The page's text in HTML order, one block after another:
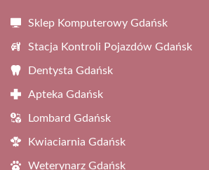
Sklep Komputerowy Gdańsk
Stacja Kontroli Pojazdów Gdańsk
Dentysta Gdańsk
Apteka Gdańsk
Lombard Gdańsk
Kwiaciarnia Gdańsk
Weterynarz Gdańsk